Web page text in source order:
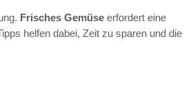
Frisches Gemüse erfordert eine
helfen dabei, Zeit zu sparen und die